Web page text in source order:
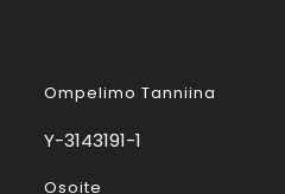
Ompelimo Tanniina
Y-3143191-1
Osoite